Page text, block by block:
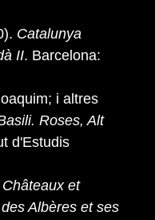
Catalunya
II. Barcelona:
i altres
Roses, Alt
d'Estudis
Châteaux et
Albères et ses